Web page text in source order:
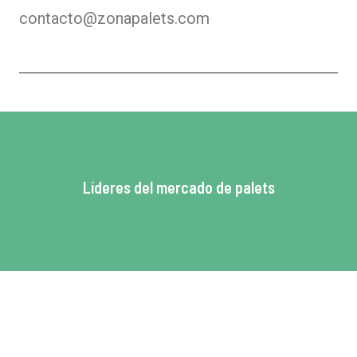
contacto@zonapalets.com
Líderes del mercado de palets